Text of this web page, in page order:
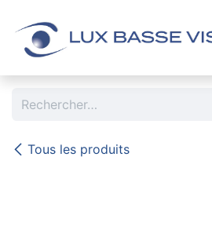
Tous les produits